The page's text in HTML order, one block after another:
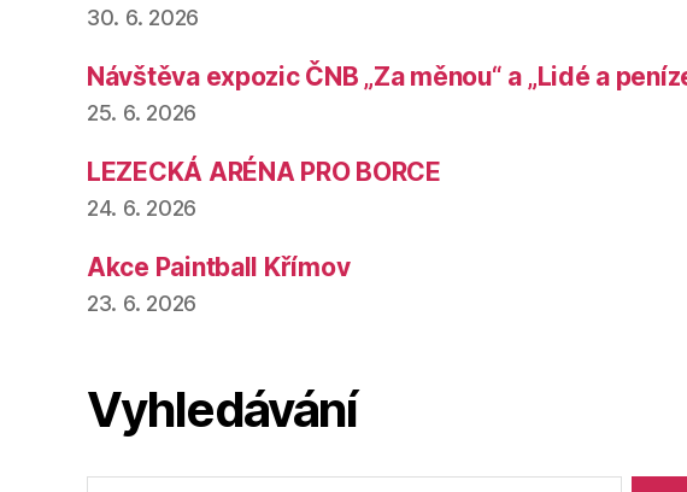
30. 6. 2026
Návštěva expozic ČNB „Za měnou“ a „Lidé a
25. 6. 2026
LEZECKÁ ARÉNA PRO BORCE
24. 6. 2026
Akce Paintball Křímov
23. 6. 2026
Vyhledávání